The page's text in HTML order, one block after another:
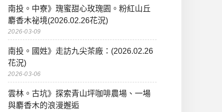
南投。中寮》瑰蜜甜心玫瑰園。粉紅山丘
麝香木祕境(2026.02.26花況)
2026-03-09
南投。國姓》走訪九尖茶廠：(2026.02.26
花況)
2026-03-06
雲林。古坑》探索青山坪咖啡農場、一場
與麝香木的浪漫邂逅